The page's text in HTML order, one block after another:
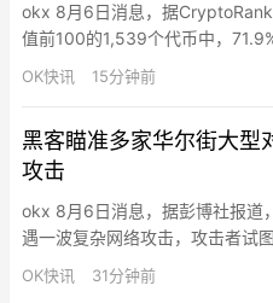
okx 8月6日消息，据
值前100的1,539个代币中，
死亡率达84.7%，而代币中位寿
“死亡”定义为从主要交易所下架
OK快讯 15分钟前
黑客瞄准多家华尔街大型
攻击
okx 8月6日消息，据彭博社报道
遇一波复杂网络攻击，攻击者试
透露，Point72资产管理公司已
步迹象显示客户信息未被盗取，
OK快讯 31分钟前